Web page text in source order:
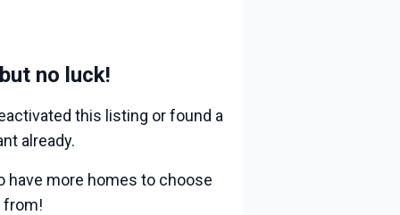
no luck!
this listing or found a
already.
have more homes to choose
from!